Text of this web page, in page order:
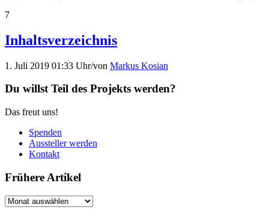
7
Inhaltsverzeichnis
1. Juli 2019 01:33 Uhr/von Markus Kosian
Du willst Teil des Projekts werden?
Das freut uns!
Spenden
Aussteller werden
Kontakt
Frühere Artikel
Frühere